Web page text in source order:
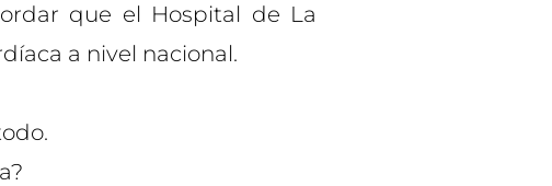
que el Hospital de La
a nivel nacional.